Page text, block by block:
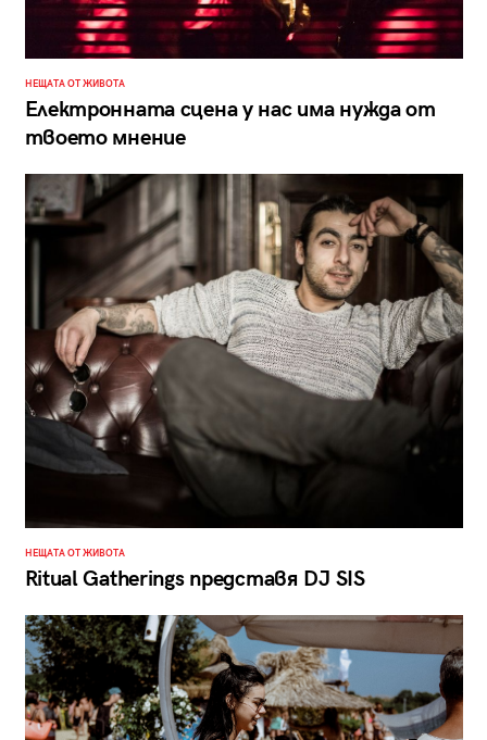
НЕЩАТА ОТ ЖИВОТА
Електронната сцена у нас има нужда от
твоето мнение
НЕЩАТА ОТ ЖИВОТА
Ritual Gatherings представя DJ SIS